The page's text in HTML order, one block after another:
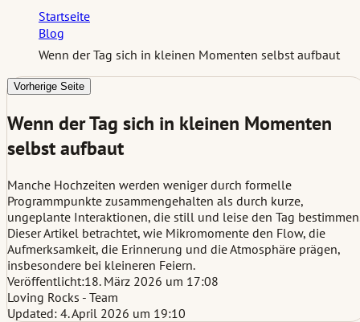
Startseite
Blog
Wenn der Tag sich in kleinen Momenten selbst aufbaut
Vorherige Seite
Wenn der Tag sich in kleinen Momenten
selbst aufbaut
Manche Hochzeiten werden weniger durch formelle
Programmpunkte zusammengehalten als durch kurze,
ungeplante Interaktionen, die still und leise den Tag bestimmen.
Dieser Artikel betrachtet, wie Mikromomente den Flow, die
Aufmerksamkeit, die Erinnerung und die Atmosphäre prägen,
insbesondere bei kleineren Feiern.
Veröffentlicht:18. März 2026 um 17:08
Loving Rocks - Team
Updated: 4. April 2026 um 19:10